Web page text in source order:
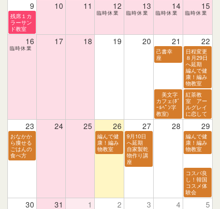
9 10 11 12 13 14 15
残席１カ
ラーサン
ド教室
16 17 18 19 20 21 22
己書幸
座
日程変更
８月29日
へ延期
編んで健
康！編み
物教室
美文字
カフェ(ﾎﾞ
ｰﾙﾍﾟﾝ字
教室)
紅茶教
室 アー
ルグレイ
に恋して
23 24 25 26 27 28 29
おなかか
ら痩せる
ごはんの
食べ方
編んで健
康！編み
物教室
9月10日
へ延期
自家製乾
物作り講
座
編んで健
康！編み
物教室
コスパ良
し！韓国
コスメ体
験会
30 31 1 2 3 4 5